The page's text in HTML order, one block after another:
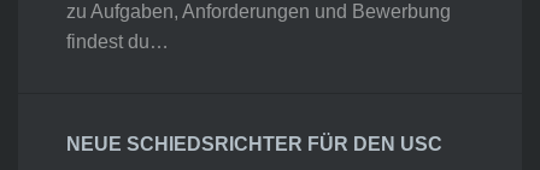
zu Aufgaben, Anforderungen und Bewerbung
findest du…
NEUE SCHIEDSRICHTER FÜR DEN USC